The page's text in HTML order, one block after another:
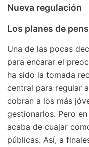
Nueva regulación
Los planes de
Una de las pocas
para encarar el
ha sido la tomada
central para regular
cobran a los más
gestionarlos. Pero
acaba de cuajar
públicas. Así, a